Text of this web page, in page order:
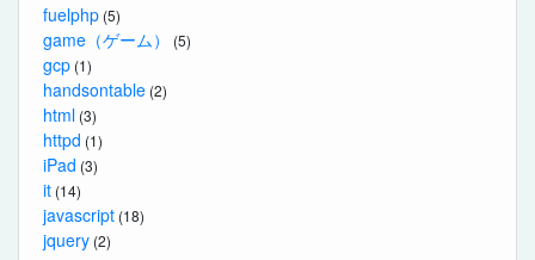
fuelphp (5)
game（ゲーム） (5)
gcp (1)
handsontable (2)
html (3)
httpd (1)
iPad (3)
it (14)
javascript (18)
jquery (2)